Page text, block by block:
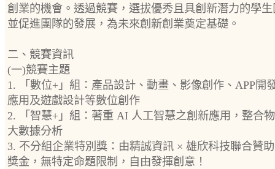
創業的機會。透過競賽，選拔優秀且具創新潛力的學
並促進團隊的發展，為未來創新創業奠定基礎。
二、競賽資訊
(一)競賽主題
1. 「數位+」組：產品設計、動畫、影像創作、APP開
應用及遊戲設計等數位創作
2. 「智慧+」組：著重 AI 人工智慧之創新應用，整合
大數據分析
3. 不分組企業特別獎：由精誠資訊 × 雄欣科技聯合贊
獎金，無特定命題限制，自由發揮創意！